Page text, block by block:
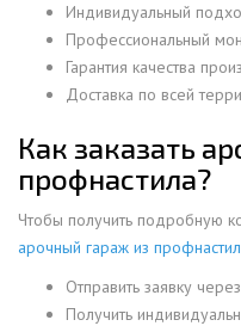
Индивидуальный
Профессиональный
Гарантия качества
Доставка по всей
Как заказать
профнастила?
Чтобы получить подробную
арочный гараж из
Отправить заявку через
Получить